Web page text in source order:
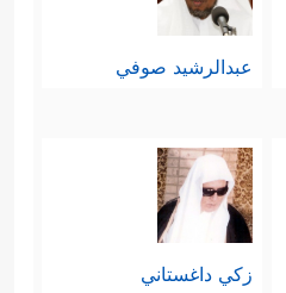
عبدالرشيد صوفي
زكي داغستاني